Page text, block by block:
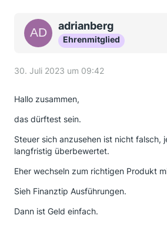
adrianberg
Ehrenmitglied
30. Juli 2023 um 09:42
Hallo zusammen,
das dürftest sein.
Steuer sich anzusehen ist nicht falsch,
langfristig überbewertet.
Eher wechseln zum richtigen Produkt
Sieh Finanztip Ausführungen.
Dann ist Geld einfach.